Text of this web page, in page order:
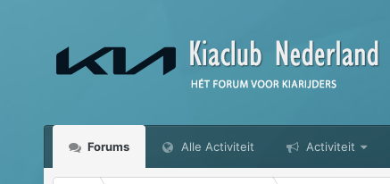
Forums Alle Activiteit Activiteit